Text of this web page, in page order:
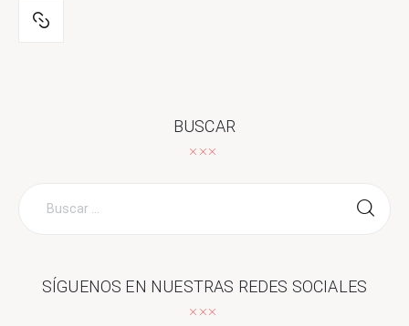
BUSCAR
SÍGUENOS EN NUESTRAS REDES SOCIALES